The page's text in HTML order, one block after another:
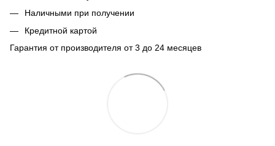
Наличными при получении
Кредитной картой
Гарантия от производителя от 3 до 24 месяцев